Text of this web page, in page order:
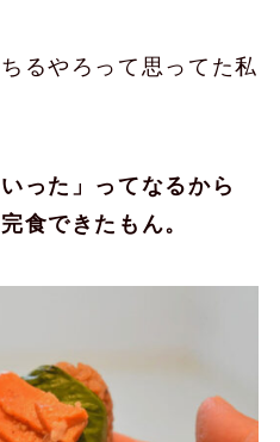
るやろって思ってた私
った」ってなるから
食できたもん。